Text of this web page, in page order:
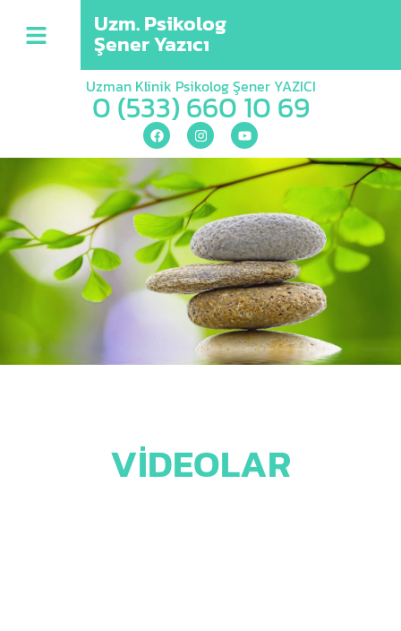
Uzm. Psikolog
Şener Yazıcı
Uzman Klinik Psikolog Şener YAZICI
0 (533) 660 10 69
VIDEOLAR